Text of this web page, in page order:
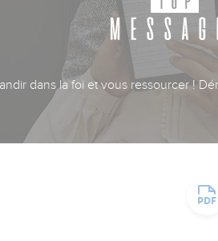
dans la foi et vous ressourcer !